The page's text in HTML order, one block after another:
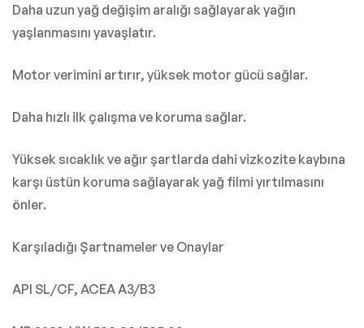
Daha uzun yağ değişim aralığı sağlayarak yağın
yaşlanmasını yavaşlatır.
Motor verimini artırır, yüksek motor gücü sağlar.
Daha hızlı ilk çalışma ve koruma sağlar.
Yüksek sıcaklık ve ağır şartlarda dahi vizkozite kaybına
karşı üstün koruma sağlayarak yağ filmi yırtılmasını
önler.
Karşıladığı Şartnameler ve Onaylar
API SL/CF, ACEA A3/B3